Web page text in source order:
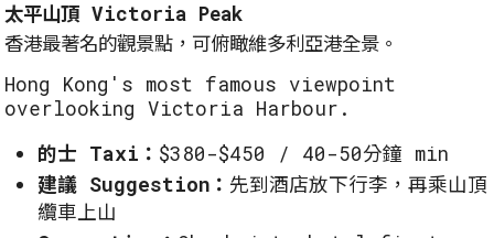
太平山頂 Victoria Peak
香港最著名的觀景點，可俯瞰維多利亞港全景。
Hong Kong's most famous viewpoint
overlooking Victoria Harbour.
的士 Taxi： $380-$450 / 40-50分鐘 min
建議 Suggestion： 先到酒店放下行李，再乘山頂
纜車上山